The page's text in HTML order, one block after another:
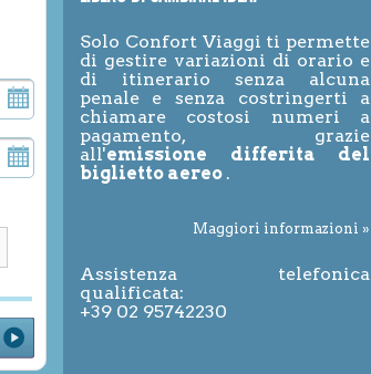
Solo Confort Viaggi ti permette
di gestire variazioni di orario e
di itinerario senza alcuna
penale e senza costringerti a
chiamare costosi numeri a
pagamento, grazie
all'emissione differita del
biglietto aereo .
Maggiori informazioni »
Assistenza telefonica
qualificata:
+39 02 95742230